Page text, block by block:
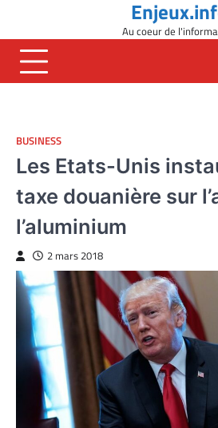
content
Au coeur de
BUSINESS
Les Etats-Unis
taxe douanière sur
l’aluminium
2 mars 2018